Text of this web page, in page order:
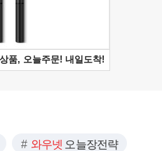
와우넷 오늘장전략